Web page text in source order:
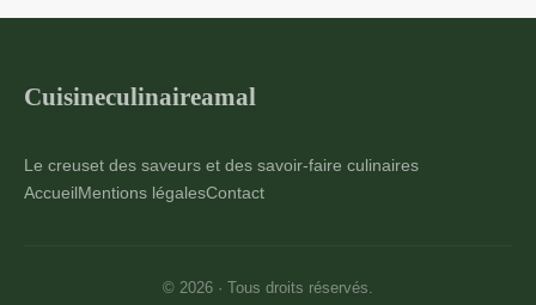
Cuisineculinaireamal
Le creuset des saveurs et des savoir-faire culinaires
AccueilMentions légalesContact
© 2026 · Tous droits réservés.